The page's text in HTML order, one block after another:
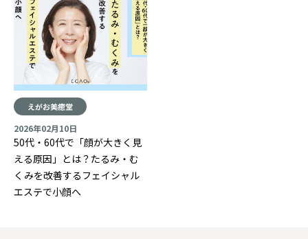
えがお美癒堂
2026年02月10日
50代・60代で「顔が大きく見
える原因」とは？たるみ・む
くみを改善するフェイシャル
エステで小顔へ